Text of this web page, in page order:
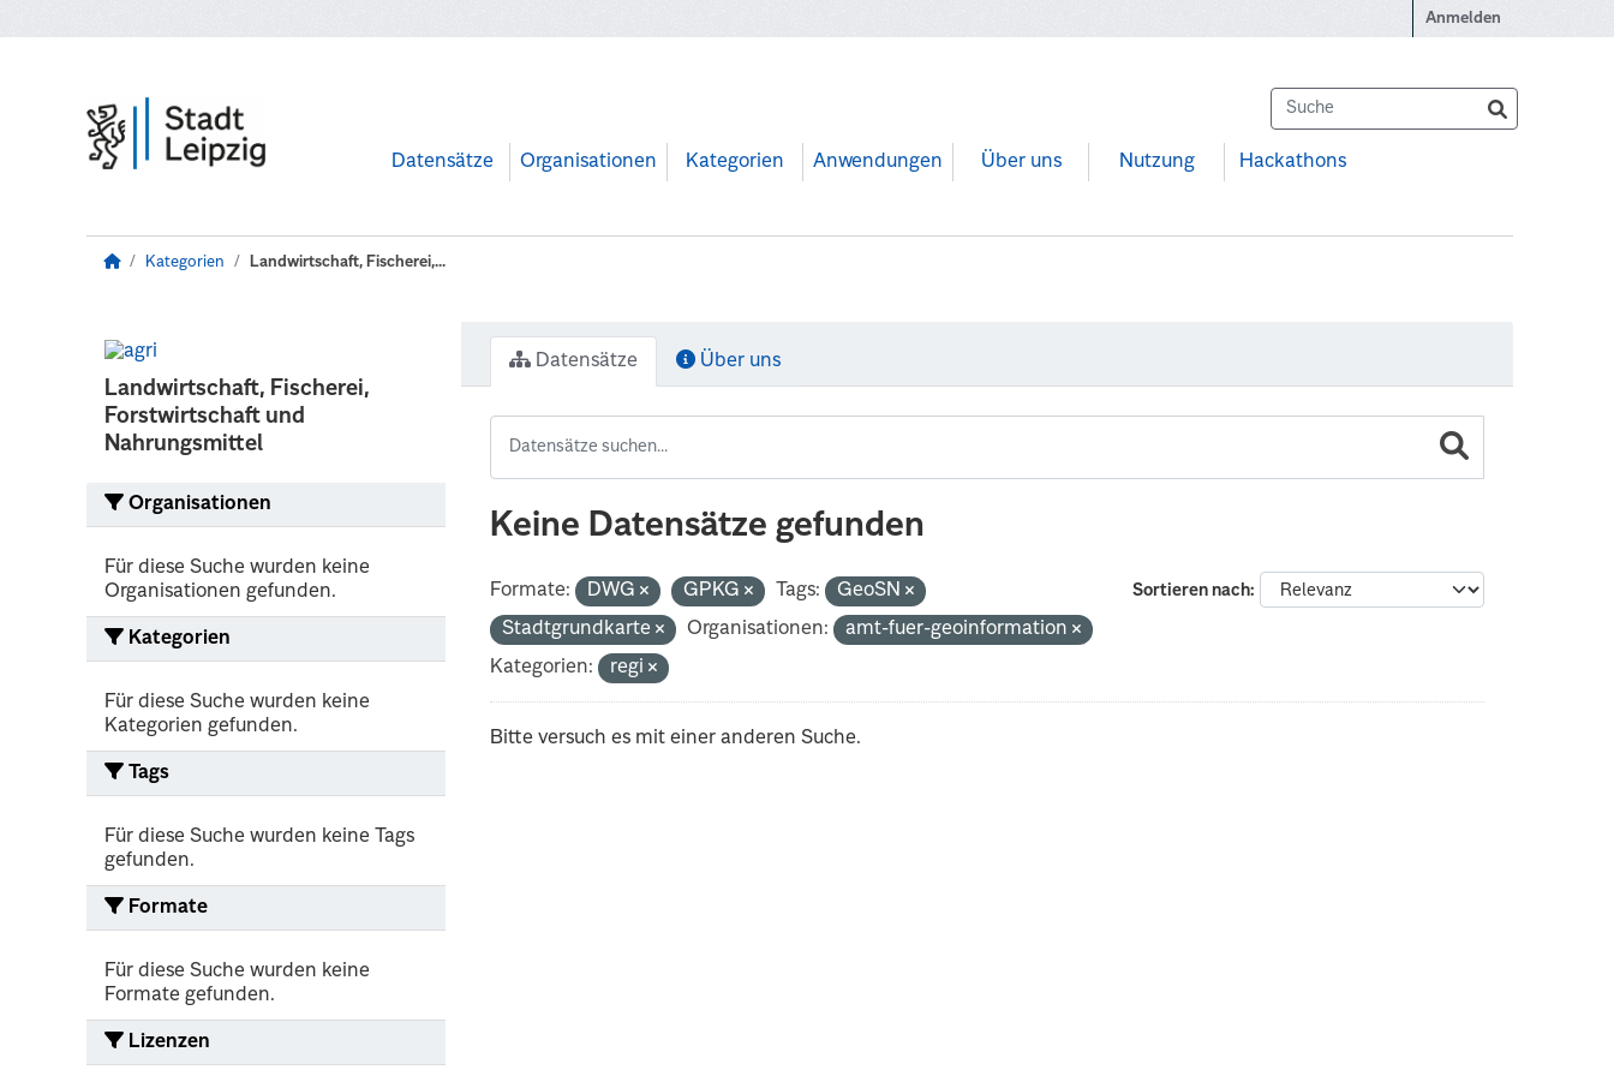
Anmelden
Datensätze Organisationen Kategorien Anwendungen Über uns Nutzung Hackathons
Kategorien Landwirtschaft, Fischerei,...
Landwirtschaft, Fischerei,
Forstwirtschaft und
Nahrungsmittel
Organisationen
Für diese Suche wurden keine
Organisationen gefunden.
Kategorien
Für diese Suche wurden keine
Kategorien gefunden.
Tags
Für diese Suche wurden keine Tags
gefunden.
Formate
Für diese Suche wurden keine
Formate gefunden.
Lizenzen
Datensätze Über uns
Keine Datensätze gefunden
Sortieren nach
Formate: DWG GPKG Tags:
GeoSN
Stadtgrundkarte
Organisationen:
amt-fuer-geoinformation
Kategorien:
regi
Bitte versuch es mit einer anderen Suche.